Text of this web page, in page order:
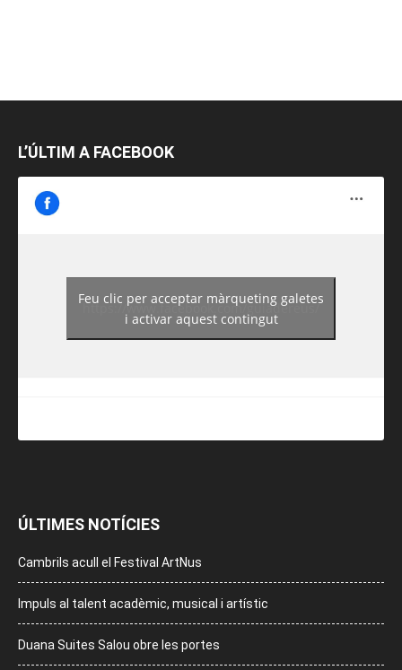
L’ÚLTIM A FACEBOOK
https://www.facebook.com/guiadereus/
Feu clic per acceptar màrqueting galetes
i activar aquest contingut
ÚLTIMES NOTÍCIES
Cambrils acull el Festival ArtNus
Impuls al talent acadèmic, musical i artístic
Duana Suites Salou obre les portes